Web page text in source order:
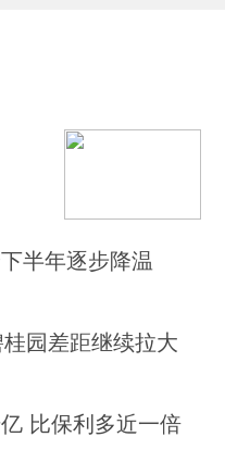
半年逐步降温
园差距继续拉大
比保利多近一倍